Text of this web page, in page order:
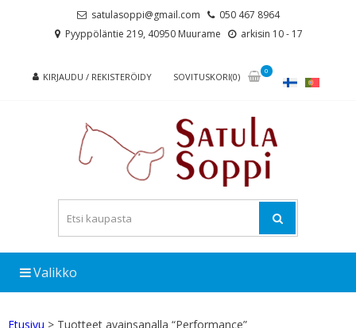
satulasoppi@gmail.com
050 467 8964
Pyyppöläntie 219, 40950 Muurame
arkisin 10 - 17
KIRJAUDU / REKISTERÖIDY SOVITUSKORI(0)
0
Valikko
Etusivu > Tuotteet avainsanalla “Performance”